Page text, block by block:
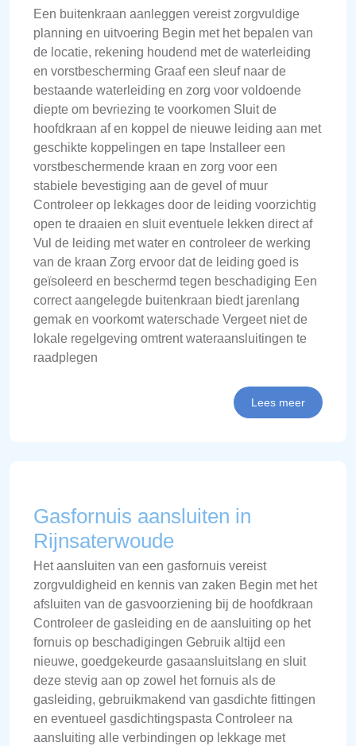
Een buitenkraan aanleggen vereist zorgvuldige
planning en uitvoering Begin met het bepalen van
de locatie, rekening houdend met de waterleiding
en vorstbescherming Graaf een sleuf naar de
bestaande waterleiding en zorg voor voldoende
diepte om bevriezing te voorkomen Sluit de
hoofdkraan af en koppel de nieuwe leiding aan met
geschikte koppelingen en tape Installeer een
vorstbeschermende kraan en zorg voor een
stabiele bevestiging aan de gevel of muur
Controleer op lekkages door de leiding voorzichtig
open te draaien en sluit eventuele lekken direct af
Vul de leiding met water en controleer de werking
van de kraan Zorg ervoor dat de leiding goed is
geïsoleerd en beschermd tegen beschadiging Een
correct aangelegde buitenkraan biedt jarenlang
gemak en voorkomt waterschade Vergeet niet de
lokale regelgeving omtrent wateraansluitingen te
raadplegen
Lees meer
Gasfornuis aansluiten in
Rijnsaterwoude
Het aansluiten van een gasfornuis vereist
zorgvuldigheid en kennis van zaken Begin met het
afsluiten van de gasvoorziening bij de hoofdkraan
Controleer de gasleiding en de aansluiting op het
fornuis op beschadigingen Gebruik altijd een
nieuwe, goedgekeurde gasaansluitslang en sluit
deze stevig aan op zowel het fornuis als de
gasleiding, gebruikmakend van gasdichte fittingen
en eventueel gasdichtingspasta Controleer na
aansluiting alle verbindingen op lekkage met